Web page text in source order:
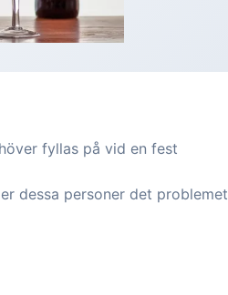
fyllas på vid en fest
dessa personer det problemet